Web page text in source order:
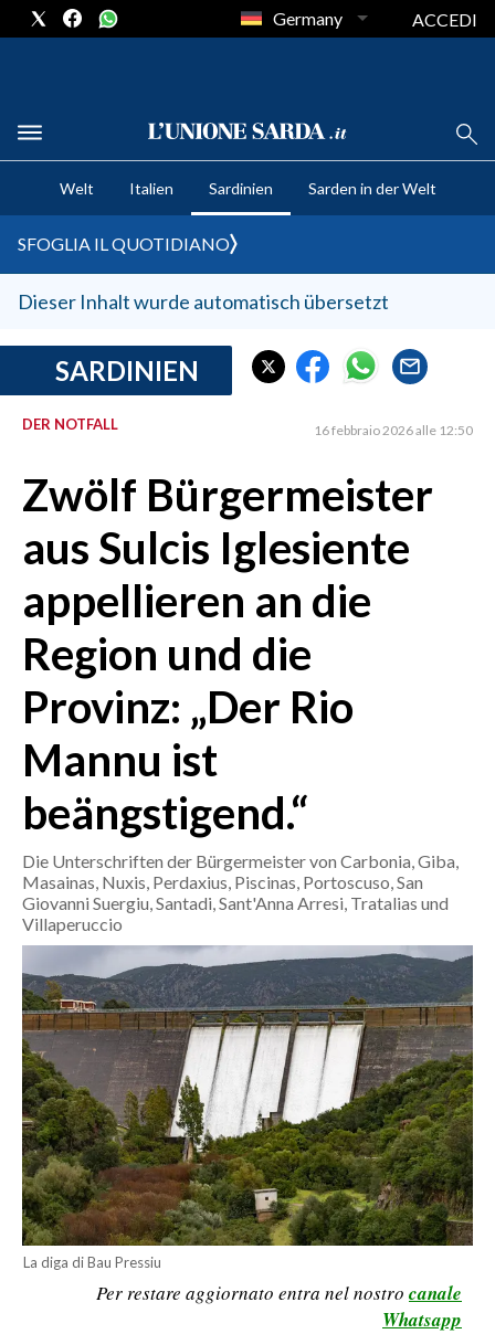
CRONACA SARDEGNA
CAGLIARI
SULCIS IGLESIENTE
MEDIO CAMPIDANO
SASSARI E PROVINCIA
GALLURA
NUORO E PROVINCIA
AGENDA
CRONACA
MONDO
POLITICA
ECONOMIA
SERVIZI ALLE IMPRESE
LAVORO
SPORT IN SARDEGNA
SPORT
RISULTATI E CLASSIFICHE
CALCIO
CALCIO REGIONALE
BASKET
VOLLEY
MOTORI
TENNIS
ALTRI SPORT
CULTURA
Germany ACCEDI
Welt Italien Sardinien Sarden in der Welt
SFOGLIA IL QUOTIDIANO
Dieser Inhalt wurde automatisch übersetzt
SARDINIEN
DER NOTFALL 16 febbraio 2026 alle 12:50
Zwölf Bürgermeister
aus Sulcis Iglesiente
appellieren an die
Region und die
Provinz: „Der Rio
Mannu ist
beängstigend.“
Die Unterschriften der Bürgermeister von Carbonia, Giba,
Masainas, Nuxis, Perdaxius, Piscinas, Portoscuso, San
Giovanni Suergiu, Santadi, Sant'Anna Arresi, Tratalias und
Villaperuccio
La diga di Bau Pressiu
Per restare aggiornato entra nel nostro canale
Whatsapp